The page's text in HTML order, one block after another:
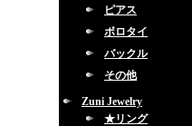
ピアス
ボロタイ
バックル
その他
Zuni Jewelry
★リング